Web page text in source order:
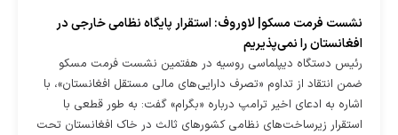
نشست فرمت مسکو| لاوروف: استقرار پایگاه نظامی خارجی در
افغانستان را نمی‌پذیریم
رئیس دستگاه دیپلماسی روسیه در هفتمین نشست فرمت مسکو
ضمن انتقاد از تداوم «تصرف دارایی‌های مالی مستقل افغانستان»، با
اشاره به ادعای اخیر ترامپ درباره «بگرام» گفت: به طور قطعی با
استقرار زیرساخت‌های نظامی کشور‌های ثالث در خاک افغانستان تحت